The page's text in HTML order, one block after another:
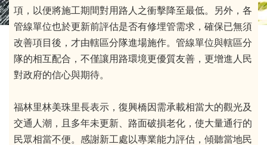
項，以便將施工期間對用路人之衝擊降至最低。另外，各
管線單位也於更新前評估是否有修埋管需求，確保已無須
改善項目後，才由轄區分隊進場施作。管線單位與轄區分
隊的相互配合，不僅讓用路環境更優質友善，更增進人民
對政府的信心與期待。
福林里林美珠里長表示，復興橋因需承載相當大的觀光及
交通人潮，且多年未更新、路面破損老化，使大量通行的
民眾相當不便。感謝新工處以專業能力評估，傾聽當地民